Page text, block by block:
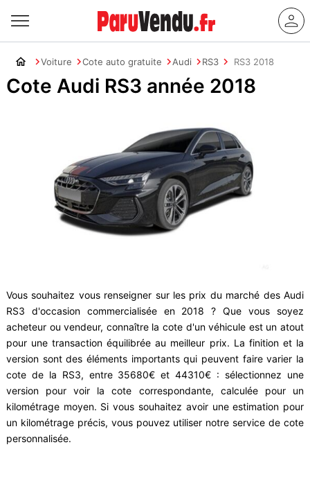
Voiture Cote auto gratuite Audi RS3 RS3 2018
Cote Audi RS3 année 2018
Vous souhaitez vous renseigner sur les prix du marché des Audi
RS3 d'occasion commercialisée en 2018 ? Que vous soyez
acheteur ou vendeur, connaître la cote d'un véhicule est un atout
pour une transaction équilibrée au meilleur prix. La finition et la
version sont des éléments importants qui peuvent faire varier la
cote de la RS3, entre 35680€ et 44310€ : sélectionnez une
version pour voir la cote correspondante, calculée pour un
kilométrage moyen. Si vous souhaitez avoir une estimation pour
un kilométrage précis, vous pouvez utiliser notre service de cote
personnalisée.